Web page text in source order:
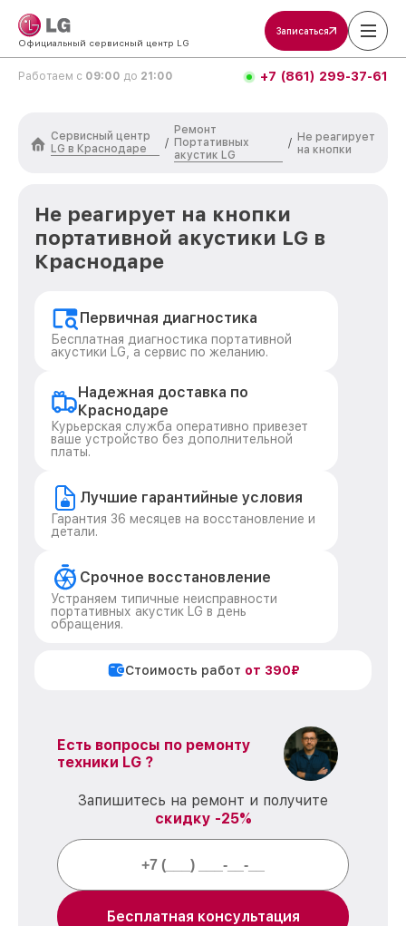
Официальный сервисный центр LG
Записаться
Работаем с 09:00 до 21:00 +7 (861) 299-37-61
Сервисный центр
LG в Краснодаре
/
Ремонт
Портативных
акустик LG
/ Не реагирует
на кнопки
Не реагирует на кнопки
портативной акустики LG в
Краснодаре
Первичная диагностика
Бесплатная диагностика портативной
акустики LG, а сервис по желанию.
Надежная доставка по
Краснодаре
Курьерская служба оперативно привезет
ваше устройство без дополнительной
платы.
Лучшие гарантийные условия
Гарантия 36 месяцев на восстановление и
детали.
Срочное восстановление
Устраняем типичные неисправности
портативных акустик LG в день
обращения.
Стоимость работ от 390₽
Есть вопросы по ремонту
техники LG ?
Запишитесь на ремонт и получите
скидку -25%
Бесплатная консультация